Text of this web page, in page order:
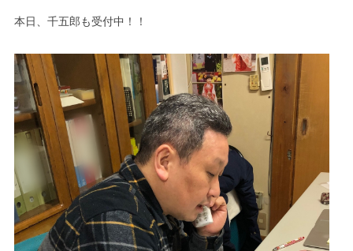
本日、千五郎も受付中！！